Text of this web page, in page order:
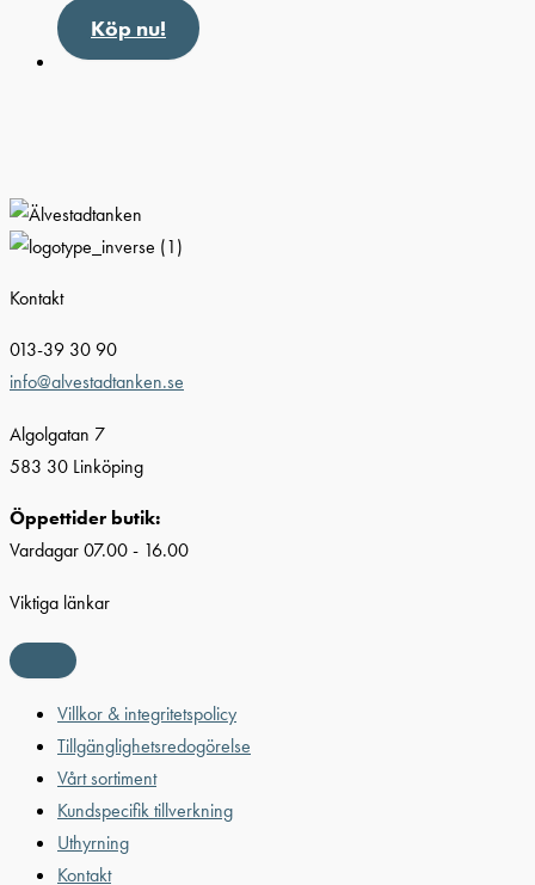
Köp nu!
Kontakt
013-39 30 90
info@alvestadtanken.se
Algolgatan 7
583 30 Linköping
Öppettider butik:
Vardagar 07.00 - 16.00
Viktiga länkar
Villkor & integritetspolicy
Tillgänglighetsredogörelse
Vårt sortiment
Kundspecifik tillverkning
Uthyrning
Kontakt